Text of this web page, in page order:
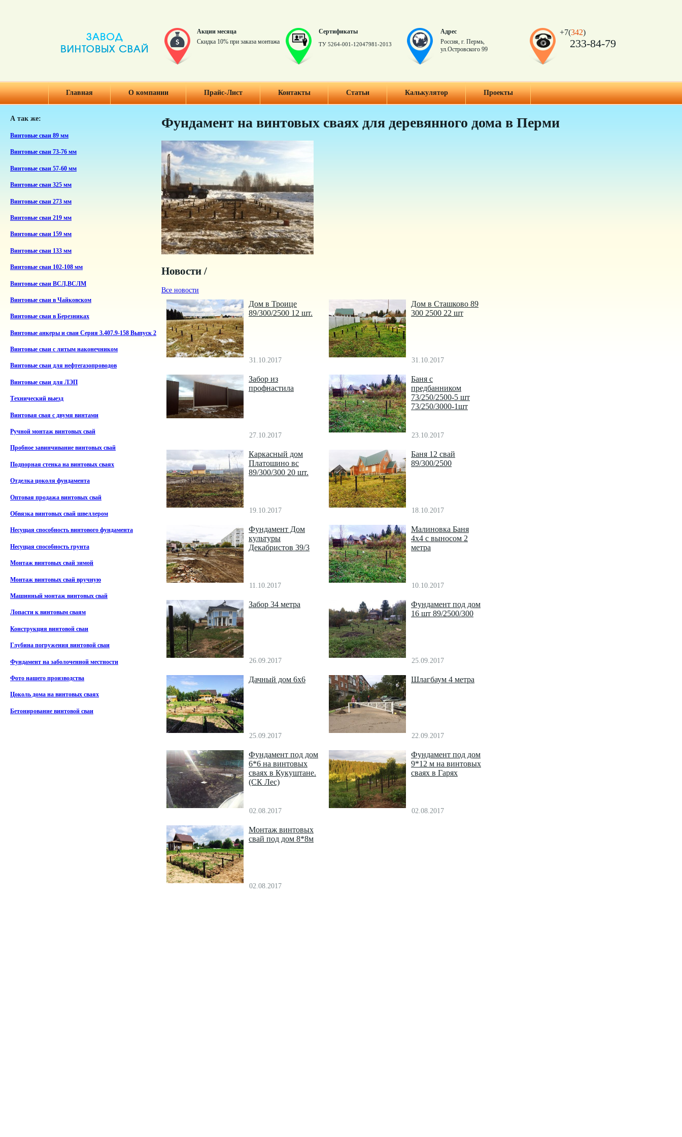
Акции месяца
Скидка 10% при заказа монтажа
Сертификаты
ТУ 5264-001-12047981-2013
Адрес
Россия, г. Пермь,
ул.Островского 99
+7(342)
233-84-79
Главная О компании Прайс-Лист Контакты Статьи Калькулятор Проекты
А так же:
Винтовые сваи 89 мм
Винтовые сваи 73-76 мм
Винтовые сваи 57-60 мм
Винтовые сваи 325 мм
Винтовые сваи 273 мм
Винтовые сваи 219 мм
Винтовые сваи 159 мм
Винтовые сваи 133 мм
Винтовые сваи 102-108 мм
Винтовые сваи ВСЛ,ВСЛМ
Винтовые сваи в Чайковском
Винтовые сваи в Березниках
Винтовые анкеры и сваи Серия 3.407.9-158 Выпуск 2
Винтовые сваи с литым наконечником
Винтовые сваи для нефтегазопроводов
Винтовые сваи для ЛЭП
Технический выезд
Винтовая свая с двумя винтами
Ручной монтаж винтовых свай
Пробное завинчивание винтовых свай
Подпорная стенка на винтовых сваях
Отделка цоколя фундамента
Оптовая продажа винтовых свай
Обвязка винтовых свай швеллером
Несущая способность винтового фундамента
Несущая способность грунта
Монтаж винтовых свай зимой
Монтаж винтовых свай вручную
Машинный монтаж винтовых свай
Лопасти к винтовым сваям
Конструкция винтовой сваи
Глубина погружения винтовой сваи
Фундамент на заболоченной местности
Фото нашего производства
Цоколь дома на винтовых сваях
Бетонирование винтовой сваи
Фундамент на винтовых сваях для деревянного дома в Перми
Новости /
Все новости
Дом в Троице
89/300/2500 12 шт.
31.10.2017
Дом в Сташково 89
300 2500 22 шт
31.10.2017
Забор из
профнастила
27.10.2017
Баня с
предбанником
73/250/2500-5 шт
73/250/3000-1шт
23.10.2017
Каркасный дом
Платошино вс
89/300/300 20 шт.
19.10.2017
Баня 12 свай
89/300/2500
18.10.2017
Фундамент Дом
культуры
Декабристов 39/3
11.10.2017
Малиновка Баня
4х4 с выносом 2
метра
10.10.2017
Забор 34 метра
26.09.2017
Фундамент под дом
16 шт 89/2500/300
25.09.2017
Дачный дом 6х6
25.09.2017
Шлагбаум 4 метра
22.09.2017
Фундамент под дом
6*6 на винтовых
сваях в Кукуштане.
(СК Лес)
02.08.2017
Фундамент под дом
9*12 м на винтовых
сваях в Гарях
02.08.2017
Монтаж винтовых
свай под дом 8*8м
02.08.2017